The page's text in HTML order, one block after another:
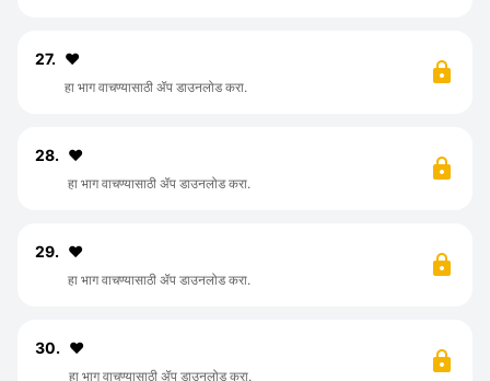
27. ♥️
हा भाग वाचण्यासाठी ॲप डाउनलोड करा.
28. ♥️
हा भाग वाचण्यासाठी ॲप डाउनलोड करा.
29. ❤️
हा भाग वाचण्यासाठी ॲप डाउनलोड करा.
30. ♥️
हा भाग वाचण्यासाठी ॲप डाउनलोड करा.